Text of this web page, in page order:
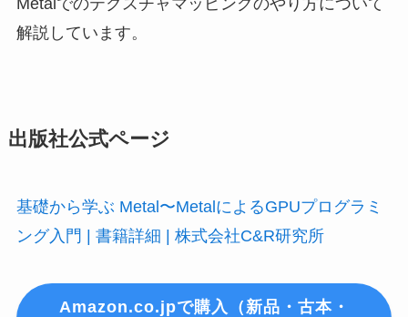
解説しています。
出版社公式ページ
基礎から学ぶ Metal〜MetalによるGPUプログラミ
ング入門 | 書籍詳細 | 株式会社C&R研究所
Amazon.co.jpで購入（新品・古本・